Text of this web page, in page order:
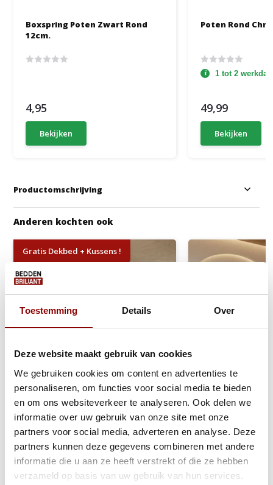
Toestemming Details Over
Deze website maakt gebruik van cookies
We gebruiken cookies om content en advertenties te
personaliseren, om functies voor social media te bieden
en om ons websiteverkeer te analyseren. Ook delen we
informatie over uw gebruik van onze site met onze
partners voor social media, adverteren en analyse. Deze
partners kunnen deze gegevens combineren met andere
informatie die u aan ze heeft verstrekt of die ze hebben
verzameld op basis van uw gebruik van hun services.
Boxspring Poten Zwart Rond
12cm.
4,95
Bekijken
Poten Rond
1 tot 2
49,99
Bekijken
Productomschrijving
Anderen kochten ook
Gratis Dekbed + Kussens !
Elektrische Boxspring Delux -
Stel zelf samen
Ca. 6 tot 8 weken
Boxspring
Stel zelf samen
Ca. 4 tot 6